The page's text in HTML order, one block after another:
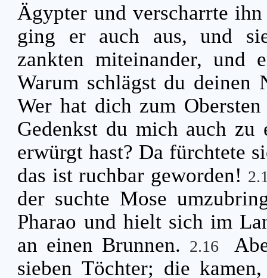
Ägypter und verscharrte
ging er auch aus, und
zankten miteinander, und
Warum schlägst du deinen
Wer hat dich zum
Gedenkst du mich auch
erwürgt hast? Da fürchtete
das ist ruchbar geworden!
der suchte Mose
Pharao und hielt sich im
an einen Brunnen. 2.16
sieben Töchter; die